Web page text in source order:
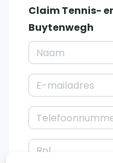
Laatste updates
Padel
Forum
Nieuws
Blog artikelen
Vragen over padel
Padelgear
Overige
Claim Tennis-
Buytenwegh